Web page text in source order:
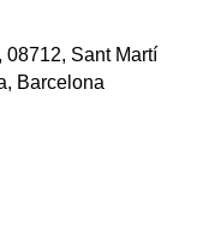
08712, Sant Martí
Barcelona